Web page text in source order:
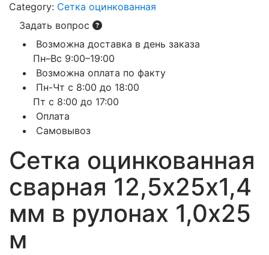
Category: Сетка оцинкованная
Задать вопрос
Возможна доставка в день заказа
Пн–Вс 9:00–19:00
Возможна оплата по факту
Пн-Чт с 8:00 до 18:00
Пт с 8:00 до 17:00
Оплата
Самовывоз
Сетка оцинкованная
сварная 12,5х25х1,4
мм в рулонах 1,0х25
м